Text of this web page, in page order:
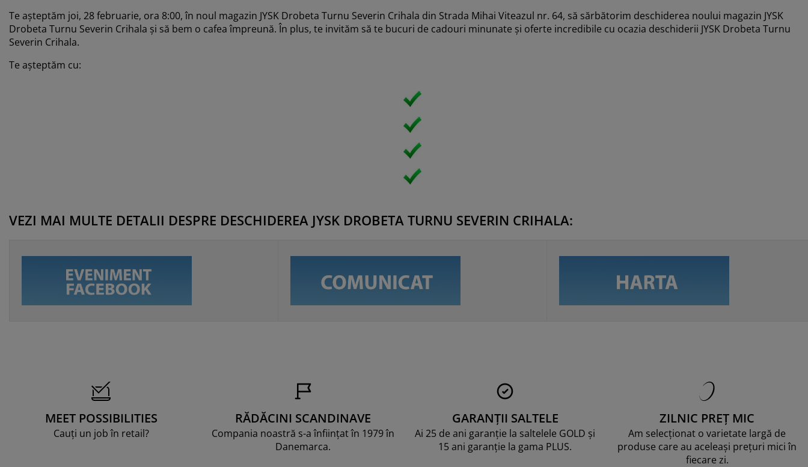
Te așteptăm joi, 28 februarie, ora 8:00, în noul magazin JYSK Drobeta Turnu Severin Crihala din Strada Mihai Viteazul nr. 64, să sărbătorim deschiderea noului magazin JYSK
Drobeta Turnu Severin Crihala și să bem o cafea împreună. În plus, te invităm să te bucuri de cadouri minunate și oferte incredibile cu ocazia deschiderii JYSK Drobeta Turnu
Severin Crihala.
Te așteptăm cu:
VEZI MAI MULTE DETALII DESPRE DESCHIDEREA JYSK DROBETA TURNU SEVERIN CRIHALA:
MEET POSSIBILITIES
Cauți un job în retail?
RĂDĂCINI SCANDINAVE
Compania noastră s-a înființat în 1979 în
Danemarca.
GARANȚII SALTELE
Ai 25 de ani garanție la saltelele GOLD și
15 ani garanție la gama PLUS.
ZILNIC PREȚ MIC
Am selecționat o varietate largă de
produse care au aceleași prețuri mici în
fiecare zi.